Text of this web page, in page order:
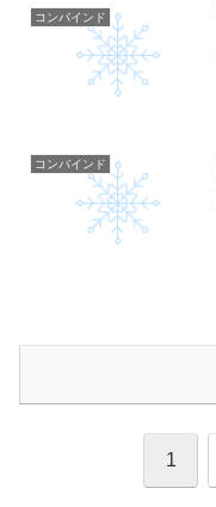
コンバインド
コンバインド
1